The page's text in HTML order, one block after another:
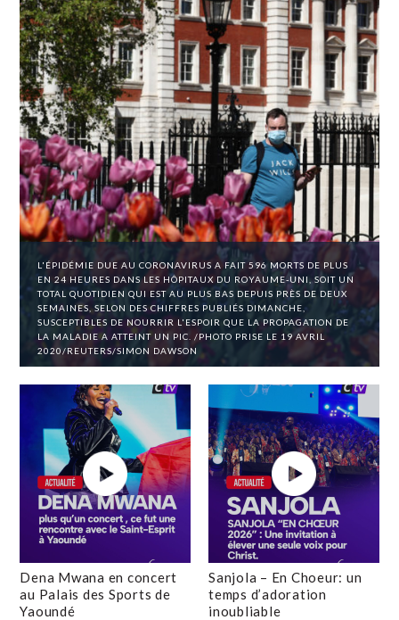
L'ÉPIDÉMIE DUE AU CORONAVIRUS A FAIT 596 MORTS DE PLUS
EN 24 HEURES DANS LES HÔPITAUX DU ROYAUME-UNI, SOIT UN
TOTAL QUOTIDIEN QUI EST AU PLUS BAS DEPUIS PRÈS DE DEUX
SEMAINES, SELON DES CHIFFRES PUBLIÉS DIMANCHE,
SUSCEPTIBLES DE NOURRIR L'ESPOIR QUE LA PROPAGATION DE
LA MALADIE A ATTEINT UN PIC. /PHOTO PRISE LE 19 AVRIL
2020/REUTERS/SIMON DAWSON
Dena Mwana en concert
au Palais des Sports de
Yaoundé
Sanjola – En Choeur: un
temps d’adoration
inoubliable